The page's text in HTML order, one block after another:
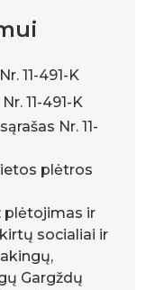
11-491-K
11-491-K
Nr. 11-
plėtros
plėtojimas ir
socialiai ir
Gargždų